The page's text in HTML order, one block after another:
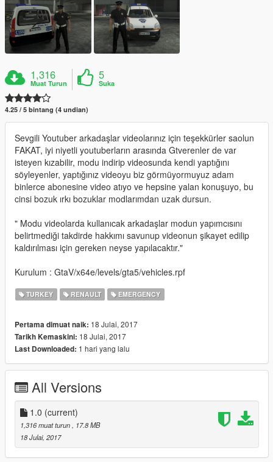
1,316
Muat Turun
5
Suka
4.25 / 5 bintang (4 undian)
Sevgili Youtuber arkadaşlar videolarınız için teşekkürler saolun
FAKAT, iyi niyetli youtuberların arasında Gtverenler de var
isteyen kızabilir, modu indirip videosunda kendi yaptığını
söyleyenler, yaptığınız videoyu biz görmüyormuyuz adam
binlerce abonesine video atıyo ve hepsine yalan konuşuyo, bu
cinsi bozuk ırkı bozuklar modlarımdan uzak dursun.
" Modu videolarda kullanıcak arkadaşlar modun yapımcısını
belirtmediği takdirde hakkımı savunup videonun şikayet edilip
kaldırılması için gereken neyse yapılacaktır."
Kurulum : GtaV/x64e/levels/gta5/vehicles.rpf
TURKEY RENAULT EMERGENCY
Pertama dimuat naik: 18 Julai, 2017
Tarikh Kemaskini: 18 Julai, 2017
Last Downloaded: 1 hari yang lalu
All Versions
1.0 (current)
1,316 muat turun
, 17.8 MB
18 Julai, 2017